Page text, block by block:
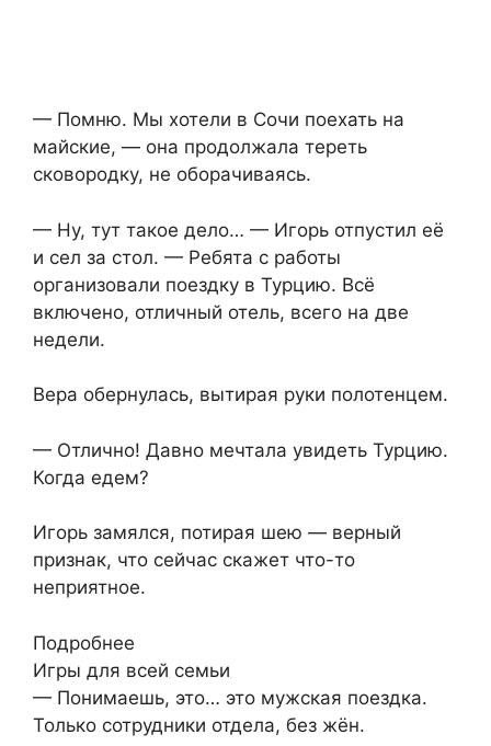
— Помню. Мы хотели в Сочи поехать на
майские, — она продолжала тереть
сковородку, не оборачиваясь.
— Ну, тут такое дело… — Игорь отпустил её
и сел за стол. — Ребята с работы
организовали поездку в Турцию. Всё
включено, отличный отель, всего на две
недели.
Вера обернулась, вытирая руки полотенцем.
— Отлично! Давно мечтала увидеть Турцию.
Когда едем?
Игорь замялся, потирая шею — верный
признак, что сейчас скажет что-то
неприятное.
Подробнее
Игры для всей семьи
— Понимаешь, это… это мужская поездка.
Только сотрудники отдела, без жён.